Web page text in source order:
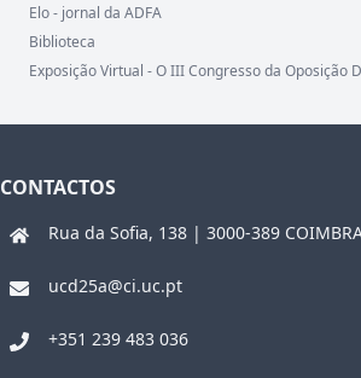
Elo - jornal da ADFA
Biblioteca
Exposição Virtual - O III Congresso da Oposição
CONTACTOS
Rua da Sofia, 138 | 3000-389
ucd25a@ci.uc.pt
+351 239 483 036